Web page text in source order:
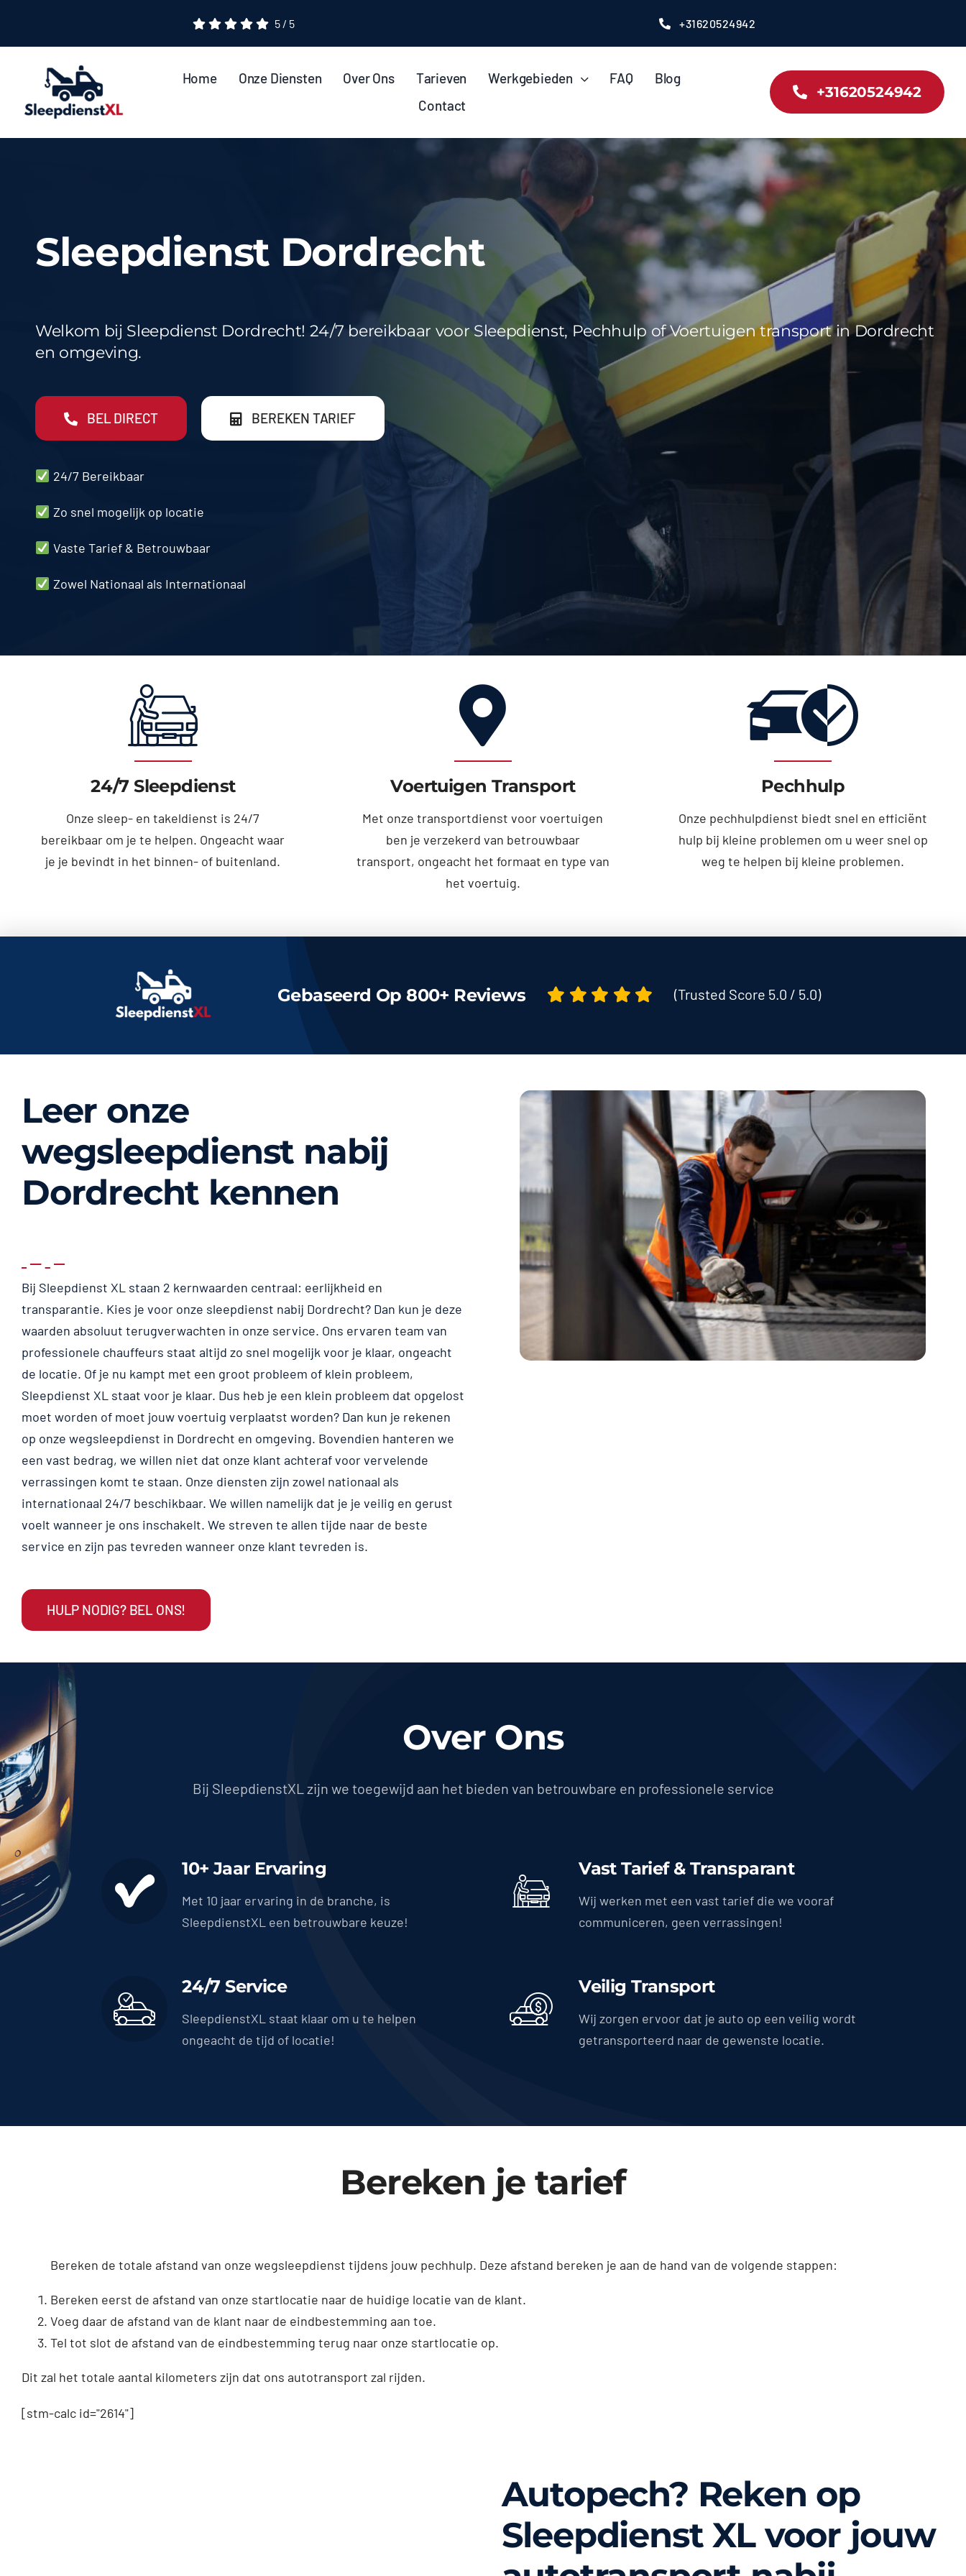
5/ 5 +31620524942
Home Onze Diensten Over Ons Tarieven Werkgebieden FAQ
Blog
Contact
+31620524942
Sleepdienst Dordrecht
Welkom bij Sleepdienst Dordrecht! 24/7 bereikbaar voor Sleepdienst, Pechhulp of Voertuigen transport in Dordrecht
en omgeving.
BEL DIRECT BEREKEN TARIEF
24/7 Bereikbaar
Zo snel mogelijk op locatie
Vaste Tarief & Betrouwbaar
Zowel Nationaal als Internationaal
24/7 Sleepdienst
Onze sleep- en takeldienst is 24/7
bereikbaar om je te helpen. Ongeacht waar
je je bevindt in het binnen- of buitenland.
Voertuigen Transport
Met onze transportdienst voor voertuigen
ben je verzekerd van betrouwbaar
transport, ongeacht het formaat en type van
het voertuig.
Pechhulp
Onze pechhulpdienst biedt snel en efficiënt
hulp bij kleine problemen om u weer snel op
weg te helpen bij kleine problemen.
Gebaseerd Op 800+ Reviews (Trusted Score 5.0 / 5.0)
Leer onze
wegsleepdienst nabij
Dordrecht kennen
Bij Sleepdienst XL staan 2 kernwaarden centraal: eerlijkheid en
transparantie. Kies je voor onze sleepdienst nabij Dordrecht? Dan kun je deze
waarden absoluut terugverwachten in onze service. Ons ervaren team van
professionele chauffeurs staat altijd zo snel mogelijk voor je klaar, ongeacht
de locatie. Of je nu kampt met een groot probleem of klein probleem,
Sleepdienst XL staat voor je klaar. Dus heb je een klein probleem dat opgelost
moet worden of moet jouw voertuig verplaatst worden? Dan kun je rekenen
op onze wegsleepdienst in Dordrecht en omgeving. Bovendien hanteren we
een vast bedrag, we willen niet dat onze klant achteraf voor vervelende
verrassingen komt te staan. Onze diensten zijn zowel nationaal als
internationaal 24/7 beschikbaar. We willen namelijk dat je je veilig en gerust
voelt wanneer je ons inschakelt. We streven te allen tijde naar de beste
service en zijn pas tevreden wanneer onze klant tevreden is.
HULP NODIG? BEL ONS!
Over Ons
Bij SleepdienstXL zijn we toegewijd aan het bieden van betrouwbare en professionele service
10+ Jaar Ervaring
Met 10 jaar ervaring in de branche, is
SleepdienstXL een betrouwbare keuze!
24/7 Service
SleepdienstXL staat klaar om u te helpen
ongeacht de tijd of locatie!
Vast Tarief & Transparant
Wij werken met een vast tarief die we vooraf
communiceren, geen verrassingen!
Veilig Transport
Wij zorgen ervoor dat je auto op een veilig wordt
getransporteerd naar de gewenste locatie.
Bereken je tarief
Bereken de totale afstand van onze wegsleepdienst tijdens jouw pechhulp. Deze afstand bereken je aan de hand van de volgende stappen:
Bereken eerst de afstand van onze startlocatie naar de huidige locatie van de klant.
Voeg daar de afstand van de klant naar de eindbestemming aan toe.
Tel tot slot de afstand van de eindbestemming terug naar onze startlocatie op.
Dit zal het totale aantal kilometers zijn dat ons autotransport zal rijden.
[stm-calc id="2614"]
Autopech? Reken op
Sleepdienst XL voor jouw